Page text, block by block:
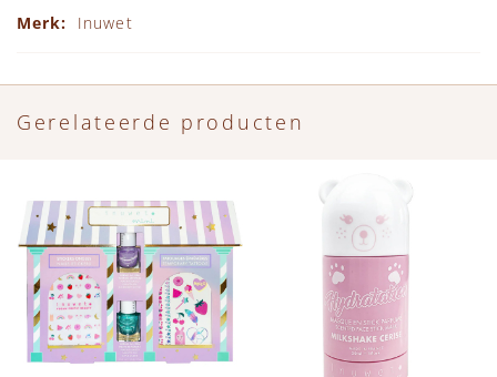
Inuwet
Gerelateerde producten